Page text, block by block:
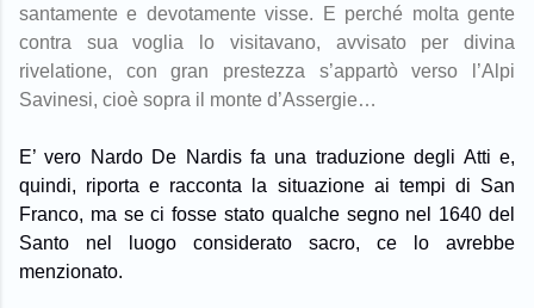
santamente e devotamente visse. E perché molta gente
contra sua voglia lo visitavano, avvisato per divina
rivelatione, con gran prestezza s’appartò verso l’Alpi
Savinesi, cioè sopra il monte d’Assergie…
E’ vero Nardo De Nardis fa una traduzione degli Atti e,
quindi, riporta e racconta la situazione ai tempi di San
Franco, ma se ci fosse stato qualche segno nel 1640 del
Santo nel luogo considerato sacro, ce l o avrebbe
menzionato.